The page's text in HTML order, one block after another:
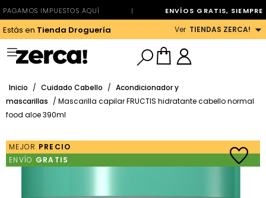
PAGAMOS IMPUESTOS AQUÍ | ENVÍOS GRATIS, SIEMPRE
Estás en Tienda Droguería Ver TIENDAS ZERCA!
Inicio / Cuidado Cabello / Acondicionador y
mascarillas / Mascarilla capilar FRUCTIS hidratante cabello normal
food aloe 390ml
MEJOR PRECIO
ENVÍO GRATIS